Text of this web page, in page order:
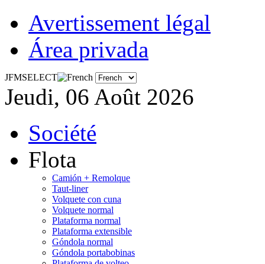
Avertissement légal
Área privada
JFMSELECT
Jeudi, 06 Août 2026
Société
Flota
Camión + Remolque
Taut-liner
Volquete con cuna
Volquete normal
Plataforma normal
Plataforma extensible
Góndola normal
Góndola portabobinas